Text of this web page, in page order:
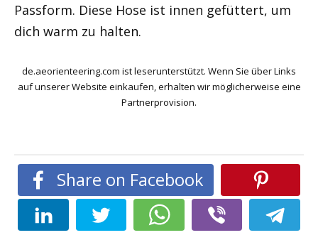
Passform. Diese Hose ist innen gefüttert, um
dich warm zu halten.
de.aeorienteering.com ist leserunterstützt. Wenn Sie über Links
auf unserer Website einkaufen, erhalten wir möglicherweise eine
Partnerprovision.
Share on Facebook